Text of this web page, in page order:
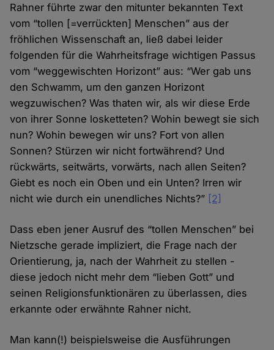
Rahner führte zwar den mitunter bekannten Text
vom “tollen [=verrückten] Menschen” aus der
fröhlichen Wissenschaft an, ließ dabei leider
folgenden für die Wahrheitsfrage wichtigen Passus
vom “weggewischten Horizont” aus: “Wer gab uns
den Schwamm, um den ganzen Horizont
wegzuwischen? Was thaten wir, als wir diese Erde
von ihrer Sonne losketteten? Wohin bewegt sie sich
nun? Wohin bewegen wir uns? Fort von allen
Sonnen? Stürzen wir nicht fortwährend? Und
rückwärts, seitwärts, vorwärts, nach allen Seiten?
Giebt es noch ein Oben und ein Unten? Irren wir
nicht wie durch ein unendliches Nichts?” [2]
Dass eben jener Ausruf des “tollen Menschen” bei
Nietzsche gerade impliziert, die Frage nach der
Orientierung, ja, nach der Wahrheit zu stellen -
diese jedoch nicht mehr dem “lieben Gott” und
seinen Religionsfunktionären zu überlassen, dies
erkannte oder erwähnte Rahner nicht.
Man kann(!) beispielsweise die Ausführungen